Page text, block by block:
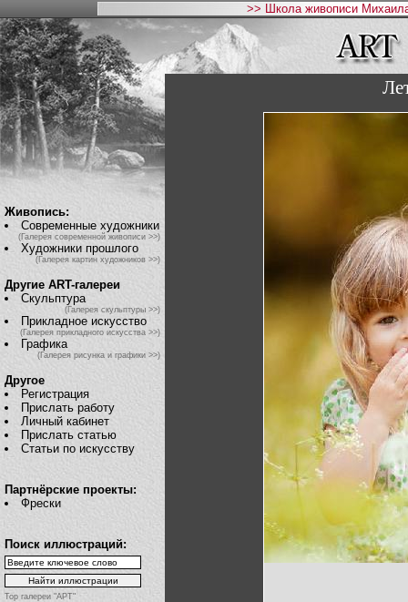
>> Школа живописи
Живопись:
Современные художники
(Галерея современной живописи >>)
Художники прошлого
(Галерея картин художников >>)
Другие ART-галереи
Скульптура
(Галерея скульптуры >>)
Прикладное искусство
(Галерея прикладного искусства >>)
Графика
(Галерея рисунка и графики >>)
Другое
Регистрация
Прислать работу
Личный кабинет
Прислать статью
Статьи по искусству
Партнёрские проекты:
Фрески
Поиск иллюстраций:
Top галереи "АРТ"